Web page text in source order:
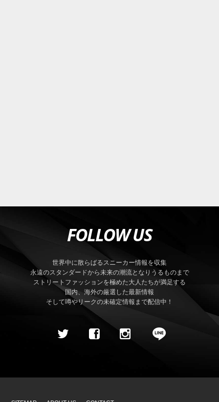
FOLLOW US
世界中に散らばるスニーカー情報を収集
永遠のスタンダードから未来の潮流となりうるものまで
ストリートファッションを極めた大人たちが満足する
国内、海外の厳選した最新情報
そして噂やリークの未確定情報まで配信中！